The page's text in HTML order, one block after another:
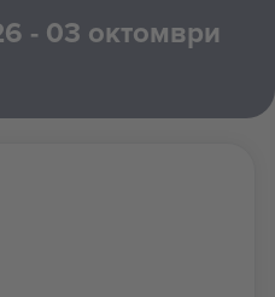
- 03 октомври